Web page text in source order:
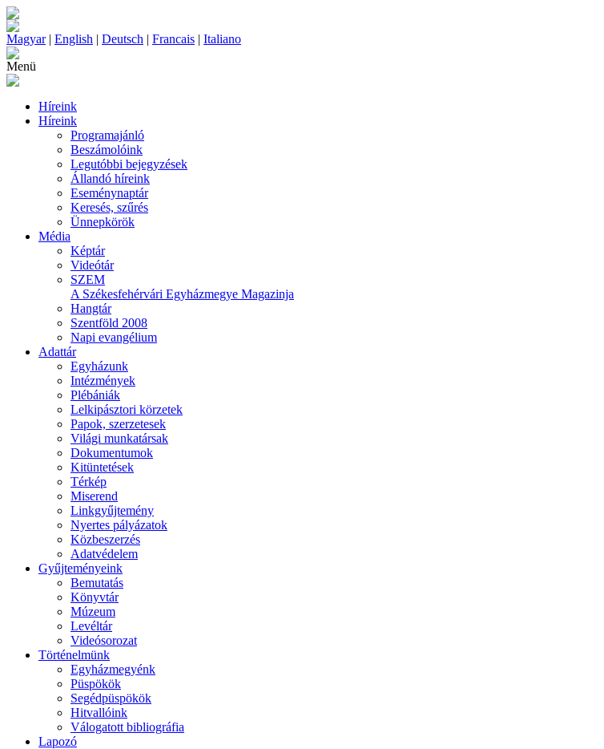
Magyar| English | Deutsch | Francais | Italiano
Menü
Híreink
Híreink
Programajánló
Beszámolóink
Legutóbbi bejegyzések
Állandó híreink
Eseménynaptár
Keresés, szűrés
Ünnepkörök
Média
Képtár
Videótár
SZEM
A Székesfehérvári Egyházmegye Magazinja
Hangtár
Szentföld 2008
Napi evangélium
Adattár
Egyházunk
Intézmények
Plébániák
Lelkipásztori körzetek
Papok, szerzetesek
Világi munkatársak
Dokumentumok
Kitüntetések
Térkép
Miserend
Linkgyűjtemény
Nyertes pályázatok
Közbeszerzés
Adatvédelem
Gyűjteményeink
Bemutatás
Könyvtár
Múzeum
Levéltár
Videósorozat
Történelmünk
Egyházmegyénk
Püspökök
Segédpüspökök
Hitvallóink
Válogatott bibliográfia
Lapozó